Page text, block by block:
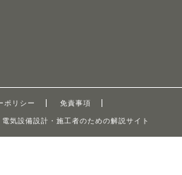
ポリシー 免責事項
気設備設計・施工者のための解説サイト